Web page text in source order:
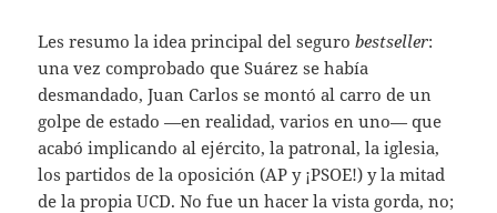
Les resumo la idea principal del segurobestseller:
una vez comprobado que Suárez se había
desmandado, Juan Carlos se montó al carro de un
golpe de estado —en realidad, varios en uno— que
acabó implicando al ejército, la patronal, la iglesia,
los partidos de la oposición (AP y ¡PSOE!) y la mitad
de la propia UCD. No fue un hacer la vista gorda, no;